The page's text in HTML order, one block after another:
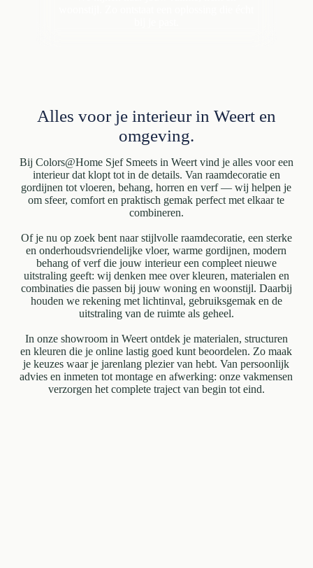
Alles voor je interieur in Weert en
omgeving.
Bij Colors@Home Sjef Smeets in Weert vind je alles voor een
interieur dat klopt tot in de details. Van raamdecoratie en
gordijnen tot vloeren, behang, horren en verf — wij helpen je
om sfeer, comfort en praktisch gemak perfect met elkaar te
combineren.
Of je nu op zoek bent naar stijlvolle raamdecoratie, een sterke
en onderhoudsvriendelijke vloer, warme gordijnen, modern
behang of verf die jouw interieur een compleet nieuwe
uitstraling geeft: wij denken mee over kleuren, materialen en
combinaties die passen bij jouw woning en woonstijl. Daarbij
houden we rekening met lichtinval, gebruiksgemak en de
uitstraling van de ruimte als geheel.
In onze showroom in Weert ontdek je materialen, structuren
en kleuren die je online lastig goed kunt beoordelen. Zo maak
je keuzes waar je jarenlang plezier van hebt. Van persoonlijk
advies en inmeten tot montage en afwerking: onze vakmensen
verzorgen het complete traject van begin tot eind.